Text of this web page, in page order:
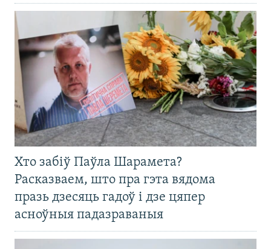
Хто забіў Паўла Шарамета?
Расказваем, што пра гэта вядома
празь дзесяць гадоў і дзе цяпер
асноўныя падазраваныя